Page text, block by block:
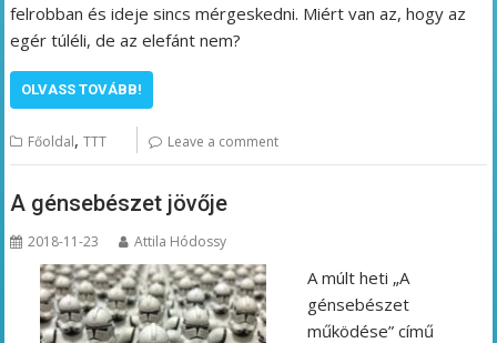
felrobban és ideje sincs mérgeskedni. Miért van az, hogy az
egér túléli, de az elefánt nem?
OLVASS TOVÁBB!
Főoldal,TTT Leave a comment
A génsebészet jövője
2018-11-23 Attila Hódossy
A múlt heti „A
génsebészet
működése” című